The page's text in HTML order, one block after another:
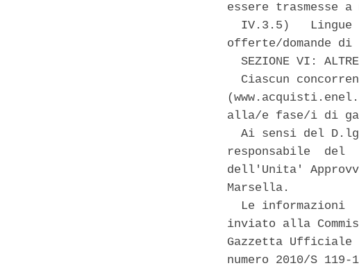
essere trasmesse
IV.3.5)   Lingue
offerte/domande
SEZIONE VI:
Ciascun
alla/e fase/i di
Ai sensi del
responsabile  del
dell'Unita'
Marsella.
Le informazioni
inviato alla
Gazzetta Ufficiale
numero 2010/S 119-